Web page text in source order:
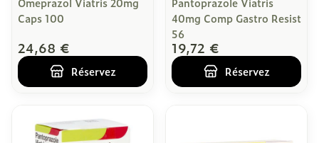
Caps 100
24,68 €
Réservez
40mg Comp Gastro Resist
56
19,72 €
Réservez